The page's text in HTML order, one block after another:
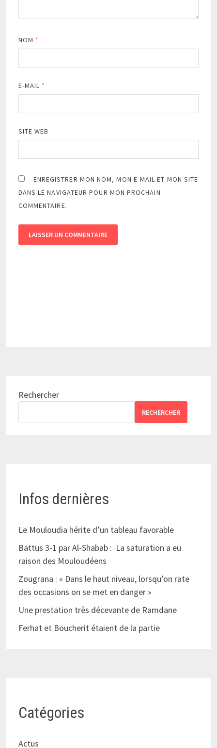
NOM *
E-MAIL *
SITE WEB
ENREGISTRER MON NOM, MON E-MAIL ET MON SITE
DANS LE NAVIGATEUR POUR MON PROCHAIN
COMMENTAIRE.
Rechercher
RECHERCHER
Infos dernières
Le Mouloudia hérite d’un tableau favorable
Battus 3-1 par Al-Shabab : La saturation a eu
raison des Mouloudéens
Zougrana : « Dans le haut niveau, lorsqu’on rate
des occasions on se met en danger »
Une prestation très décevante de Ramdane
Ferhat et Boucherit étaient de la partie
Catégories
Actus